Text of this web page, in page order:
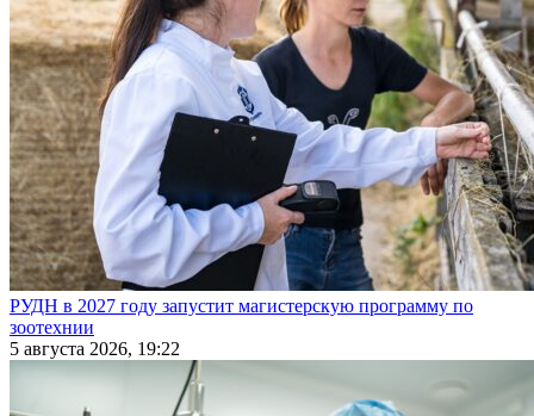
РУДН в 2027 году запустит магистерскую программу по
зоотехнии
5 августа 2026, 19:22